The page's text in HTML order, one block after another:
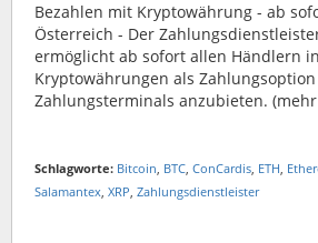
Bezahlen mit Kryptowährung - ab
Österreich - Der
ermöglicht ab sofort allen Händlern
Kryptowährungen als
Zahlungsterminals anzubieten.
Schlagworte: Bitcoin, BTC, ConCardis, ETH,
Salamantex, XRP, Zahlungsdienstleister